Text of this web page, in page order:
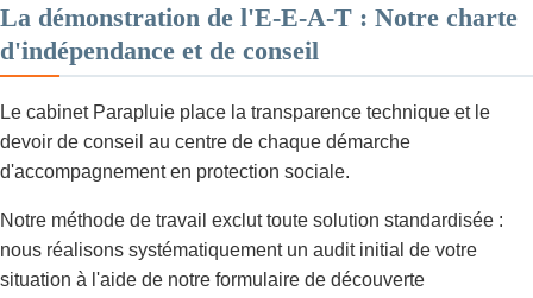
La démonstration de l'E-E-A-T : Notre charte
d'indépendance et de conseil
Le cabinet Parapluie place la transparence technique et le
devoir de conseil au centre de chaque démarche
d'accompagnement en protection sociale.
Notre méthode de travail exclut toute solution standardisée :
nous réalisons systématiquement un audit initial de votre
situation à l'aide de notre formulaire de découverte